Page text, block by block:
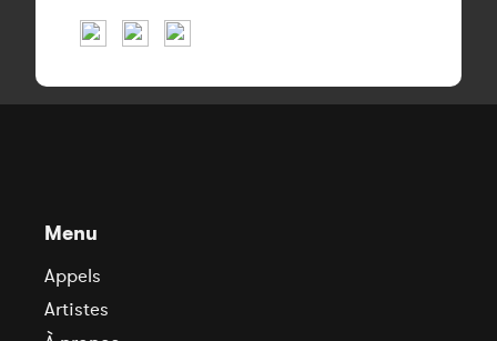
Menu
Appels
Artistes